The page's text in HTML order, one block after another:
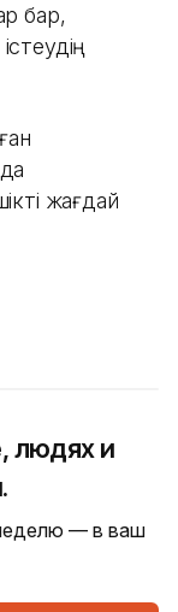
бар,
жағдай
людях и
— в ваш